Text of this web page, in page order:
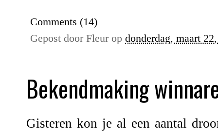
Comments (14)
Gepost door Fleur op donderdag, maart
Bekendmaking
Gisteren kon je al een aantal